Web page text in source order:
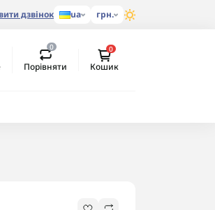
дзвінок ua грн.
0
Порівняти
0
Кошик